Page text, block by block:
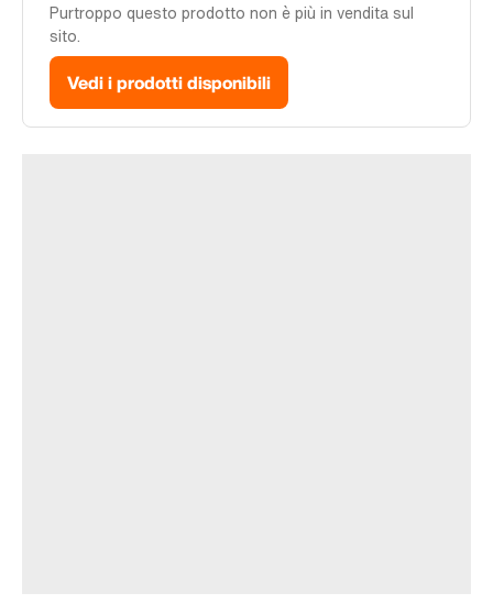
Purtroppo questo prodotto non è più in vendita sul
sito.
Vedi i prodotti disponibili